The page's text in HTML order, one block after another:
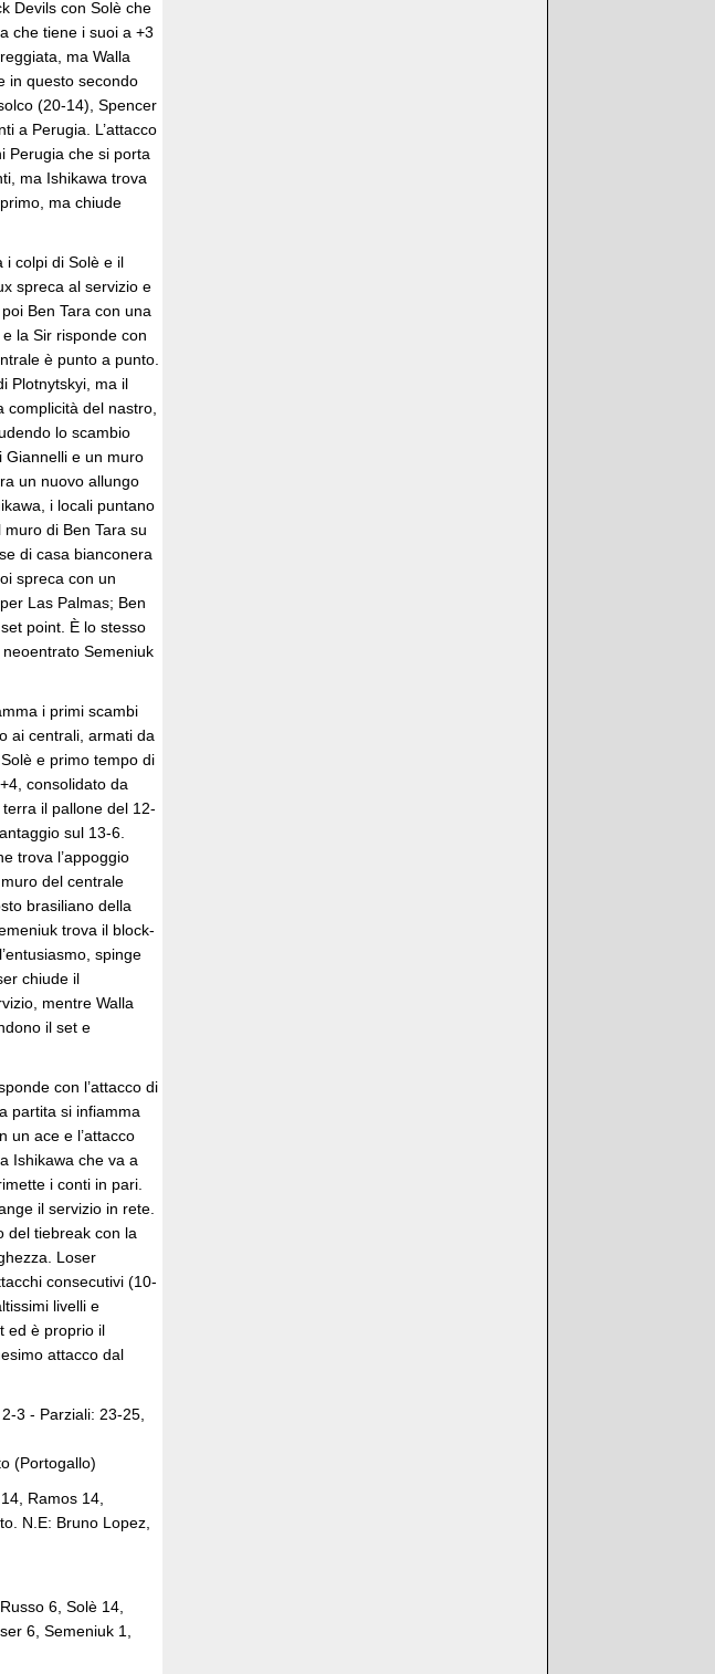
Devils con Solè che
che tiene i suoi a +3
ma Walla
in questo secondo
(20-14), Spencer
a Perugia. L’attacco
Perugia che si porta
ma Ishikawa trova
ma chiude
i colpi di Solè e il
spreca al servizio e
Ben Tara con una
la Sir risponde con
è punto a punto.
Plotnytskyi, ma il
del nastro,
lo scambio
Giannelli e un muro
un nuovo allungo
i locali puntano
di Ben Tara su
di casa bianconera
spreca con un
Las Palmas; Ben
point. È lo stesso
Semeniuk
i primi scambi
ai centrali, armati da
e primo tempo di
consolidato da
il pallone del 12-
sul 13-6.
trova l’appoggio
del centrale
brasiliano della
trova il block-
spinge
chiude il
mentre Walla
il set e
con l’attacco di
partita si infiamma
un ace e l’attacco
Ishikawa che va a
i conti in pari.
il servizio in rete.
del tiebreak con la
Loser
consecutivi (10-
livelli e
ed è proprio il
attacco dal
3 - Parziali: 23-25,
(Portogallo)
Ramos 14,
N.E: Bruno Lopez,
6, Solè 14,
6, Semeniuk 1,